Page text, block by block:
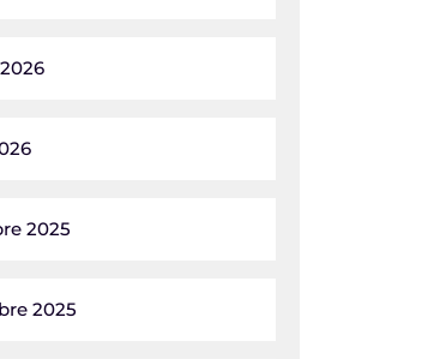
2025
2025